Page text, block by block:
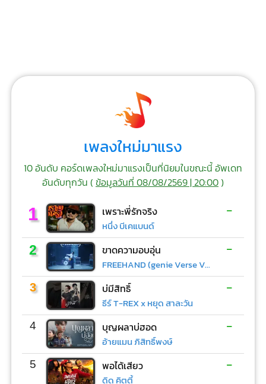
เพลงใหม่มาแรง
10 อันดับ คอร์ดเพลงใหม่มาแรงเป็นที่นิยมในขณะนี้ อัพเดท
อันดับทุกวัน (ข้อมูลวันที่ 08/08/2569 | 20:00)
1 เพราะพี่รักจริง
หนึ่ง บีเคแบนด์
-
2 ขาดความอบอุ่น
FREEHAND (genie Verse Vol.1)
-
3 บ่มีสิทธิ์
ธีร์ T-REX x หยุด สาละวัน
-
4 บุญผลาบ่ฮอด
อ้ายแมน ภิสิทธิ์พงษ์
-
5 พอได้เสียว
ดิด คิตตี้
-